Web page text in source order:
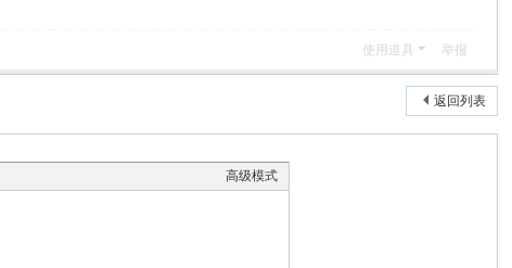
使用道具 举报
返回列表
高级模式